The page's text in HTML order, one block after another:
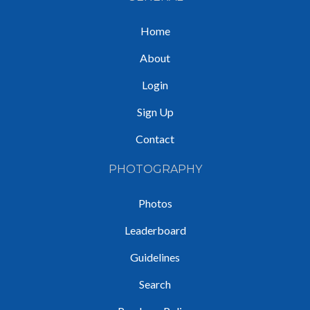
Home
About
Login
Sign Up
Contact
PHOTOGRAPHY
Photos
Leaderboard
Guidelines
Search